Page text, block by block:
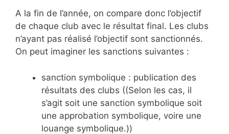
A la fin de l’année, on compare donc l’objectif
de chaque club avec le résultat final. Les clubs
n’ayant pas réalisé l’objectif sont sanctionnés.
On peut imaginer les sanctions suivantes :
sanction symbolique : publication des
résultats des clubs ((Selon les cas, il
s’agit soit une sanction symbolique soit
une approbation symbolique, voire une
louange symbolique.))